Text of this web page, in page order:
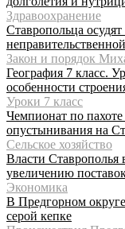
Здравоохранение
Ставропольца
Закон и порядок
География 7 класс.
особенности
Уроки 7 класс
Чемпионат по
опустынивания на
Сельское хозяйство
Власти Ставрополья
увеличению
Экономика
В Предгорном
серой кепке